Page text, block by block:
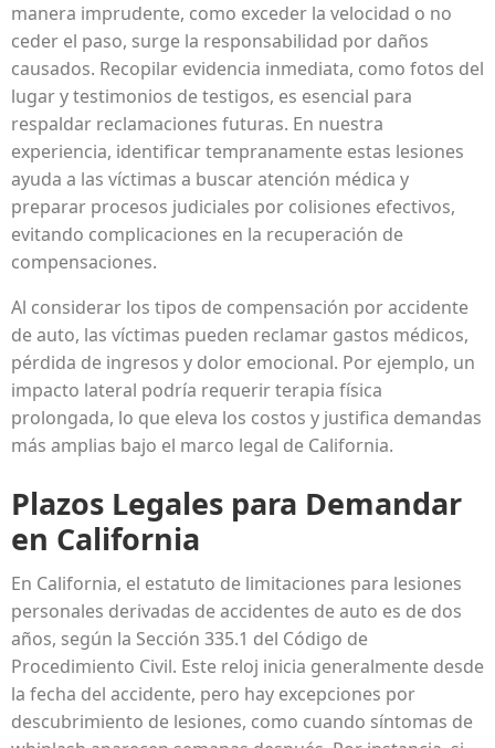
manera imprudente, como exceder la velocidad o no
ceder el paso, surge la responsabilidad por daños
causados. Recopilar evidencia inmediata, como fotos del
lugar y testimonios de testigos, es esencial para
respaldar reclamaciones futuras. En nuestra
experiencia, identificar tempranamente estas lesiones
ayuda a las víctimas a buscar atención médica y
preparar procesos judiciales por colisiones efectivos,
evitando complicaciones en la recuperación de
compensaciones.
Al considerar los tipos de compensación por accidente
de auto, las víctimas pueden reclamar gastos médicos,
pérdida de ingresos y dolor emocional. Por ejemplo, un
impacto lateral podría requerir terapia física
prolongada, lo que eleva los costos y justifica demandas
más amplias bajo el marco legal de California.
Plazos Legales para Demandar
en California
En California, el estatuto de limitaciones para lesiones
personales derivadas de accidentes de auto es de dos
años, según la Sección 335.1 del Código de
Procedimiento Civil. Este reloj inicia generalmente desde
la fecha del accidente, pero hay excepciones por
descubrimiento de lesiones, como cuando síntomas de